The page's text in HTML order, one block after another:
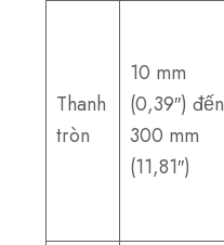
Thanh
tròn
10 mm
(0,39″) đến
300 mm
(11,81″)